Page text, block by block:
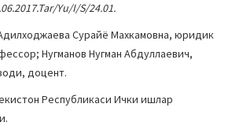
Yu/I/S/24.01.
Сурайё Махкамовна, юридик
Нугманов Нугман Абдуллаевич,
доцент.
Республикаси Ички ишлар